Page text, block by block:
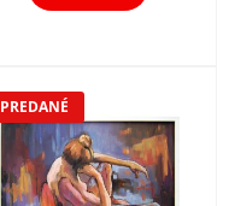
PREDANÉ